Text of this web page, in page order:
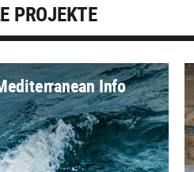
PROJEKTE
Info